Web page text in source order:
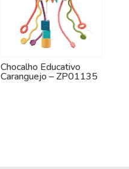
Chocalho Educativo
Caranguejo – ZP01135